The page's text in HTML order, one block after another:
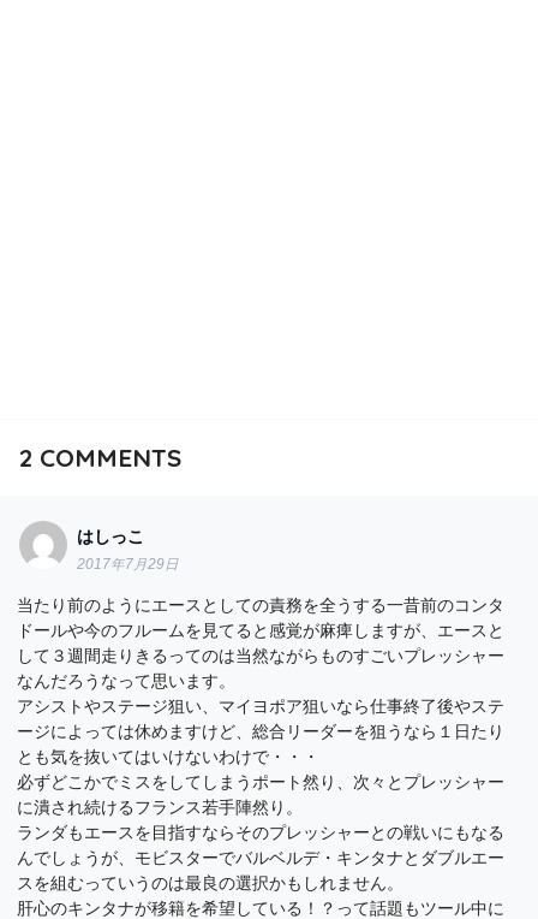
2 COMMENTS
はしっこ
2017年7月29日
当たり前のようにエースとしての責務を全うする一昔前のコンタ
ドールや今のフルームを見てると感覚が麻痺しますが、エースと
して３週間走りきるってのは当然ながらものすごいプレッシャー
なんだろうなって思います。
アシストやステージ狙い、マイヨポア狙いなら仕事終了後やステ
ージによっては休めますけど、総合リーダーを狙うなら１日たり
とも気を抜いてはいけないわけで・・・
必ずどこかでミスをしてしまうポート然り、次々とプレッシャー
に潰され続けるフランス若手陣然り。
ランダもエースを目指すならそのプレッシャーとの戦いにもなる
んでしょうが、モビスターでバルベルデ・キンタナとダブルエー
スを組むっていうのは最良の選択かもしれません。
肝心のキンタナが移籍を希望している！？って話題もツール中に